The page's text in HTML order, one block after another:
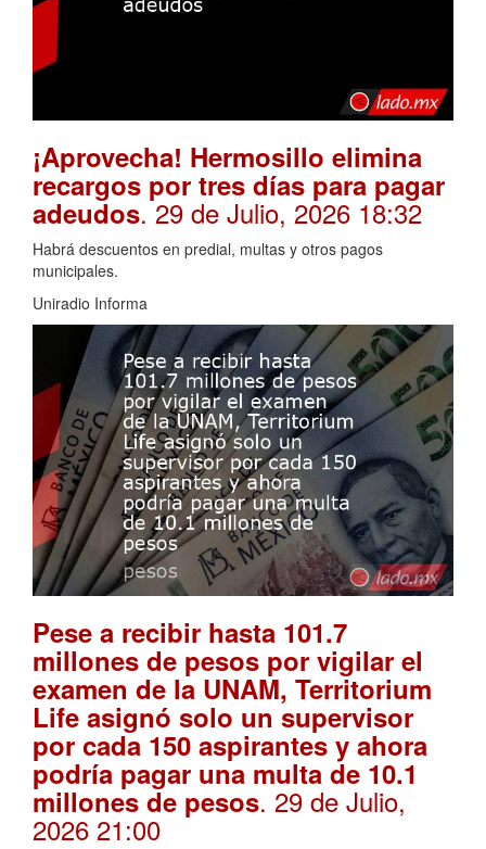
¡Aprovecha! Hermosillo elimina
recargos por tres días para pagar
adeudos. 29 de Julio, 2026 18:32
Habrá descuentos en predial, multas y otros pagos
municipales.
Uniradio Informa
Pese a recibir hasta 101.7
millones de pesos por vigilar el
examen de la UNAM, Territorium
Life asignó solo un supervisor
por cada 150 aspirantes y ahora
podría pagar una multa de 10.1
millones de pesos. 29 de Julio,
2026 21:00